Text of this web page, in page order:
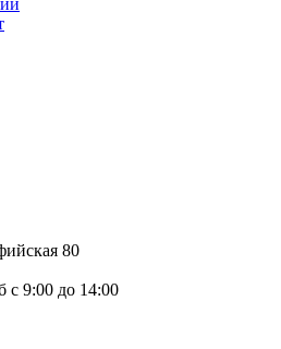
80
с 9:00 до 14:00